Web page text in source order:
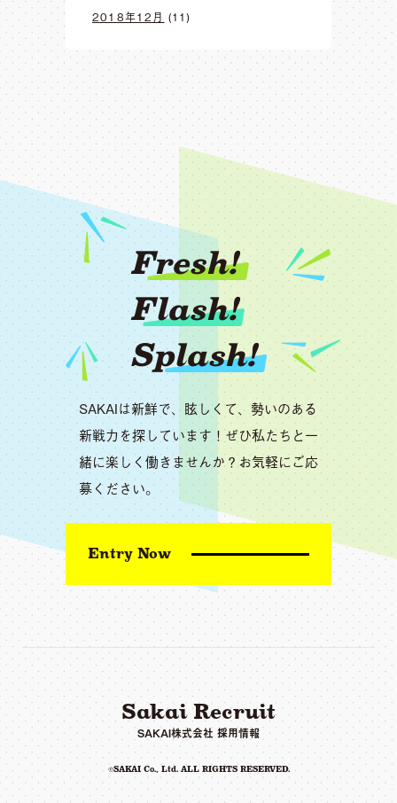
2018年12月 (11)
Fresh!
Flash!
Splash!
SAKAIは新鮮で、眩しくて、勢いのある
新戦力を探しています！ぜひ私たちと一
緒に楽しく働きませんか？お気軽にご応
募ください。
Entry Now
Sakai Recruit
SAKAI株式会社 採用情報
©SAKAI Co., Ltd.ALL RIGHTS RESERVED.